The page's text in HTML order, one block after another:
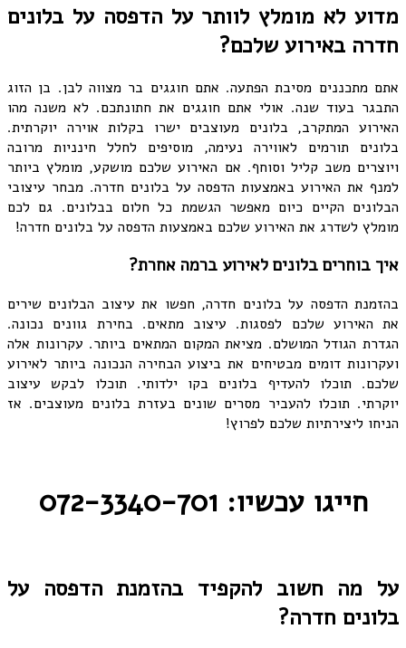
מדוע לא מומלץ לוותר על הדפסה על בלונים
חדרה באירוע שלכם?
אתם מתכננים מסיבת הפתעה. אתם חוגגים בר מצווה לבן. בן הזוג
התבגר בעוד שנה. אולי אתם חוגגים את חתונתכם. לא משנה מהו
האירוע המתקרב, בלונים מעוצבים ישרו בקלות אוירה יוקרתית.
בלונים תורמים לאווירה נעימה, מוסיפים לחלל חינניות מרובה
ויוצרים משב קליל וסוחף. אם האירוע שלכם מושקע, מומלץ ביותר
למנף את האירוע באמצעות הדפסה על בלונים חדרה. מבחר עיצובי
הבלונים הקיים כיום מאפשר הגשמת כל חלום בבלונים. גם לכם
מומלץ לשדרג את האירוע שלכם באמצעות הדפסה על בלונים חדרה!
איך בוחרים בלונים לאירוע ברמה אחרת?
בהזמנת הדפסה על בלונים חדרה, חפשו את עיצוב הבלונים שירים
את האירוע שלכם לפסגות. עיצוב מתאים. בחירת גוונים נכונה.
הגדרת הגודל המושלם. מציאת המקום המתאים ביותר. עקרונות אלה
ועקרונות דומים מבטיחים את ביצוע הבחירה הנכונה ביותר לאירוע
שלכם. תוכלו להעדיף בלונים בקו ילדותי. תוכלו לבקש עיצוב
יוקרתי. תוכלו להעביר מסרים שונים בעזרת בלונים מעוצבים. אז
הניחו ליצירתיות שלכם לפרוץ!
חייגו עכשיו: 072-3340-701
על מה חשוב להקפיד בהזמנת הדפסה על
בלונים חדרה?